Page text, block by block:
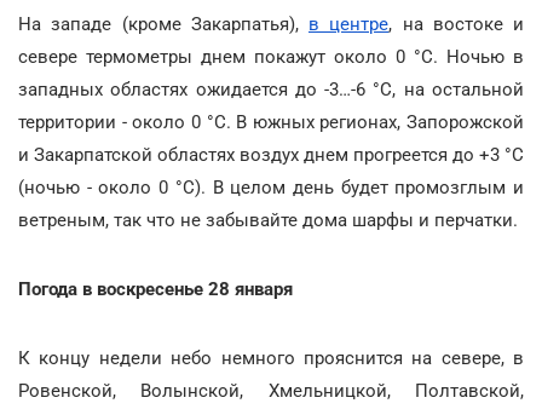
На западе (кроме Закарпатья), в центре, на востоке и
севере термометры днем покажут около 0 °С. Ночью в
западных областях ожидается до -3…-6 °С, на остальной
территории - около 0 °С. В южных регионах, Запорожской
и Закарпатской областях воздух днем прогреется до +3 °С
(ночью - около 0 °С). В целом день будет промозглым и
ветреным, так что не забывайте дома шарфы и перчатки.
Погода в воскресенье 28 января
К концу недели небо немного прояснится на севере, в
Ровенской, Волынской, Хмельницкой, Полтавской,